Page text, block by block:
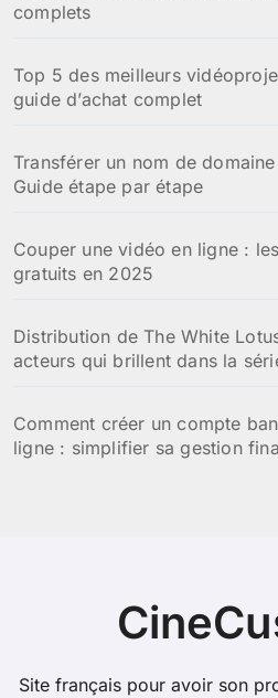
complets
Top 5 des meilleurs
guide d’achat complet
Transférer un nom de
Guide étape par étape
Couper une vidéo en ligne :
gratuits en 2025
Distribution de The White
acteurs qui brillent dans la
Comment créer un compte
ligne : simplifier sa gestion
Site français pour avoir son